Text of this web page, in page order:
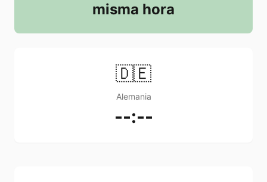
misma hora
🇩🇪
Alemania
--:--